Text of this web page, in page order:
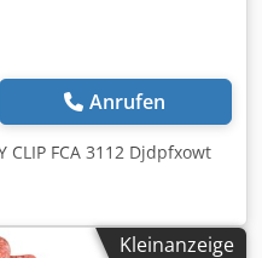
Lösung für Fleisch- und
stehen.
Anrufen
CLIP FCA 3112 Djdpfxowt
Kleinanzeige